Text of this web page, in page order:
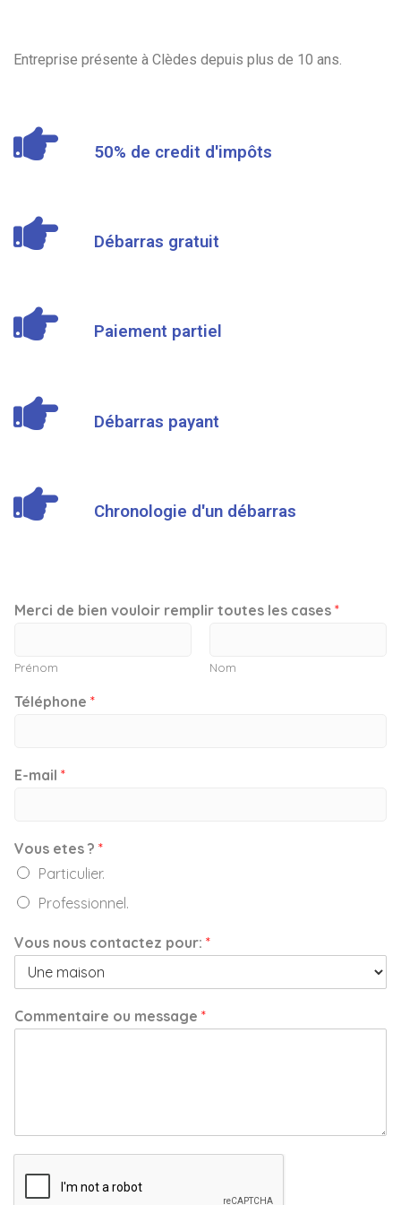
Entreprise présente à Clèdes depuis plus de 10 ans.
50% de credit d'impôts
Débarras gratuit
Paiement partiel
Débarras payant
Chronologie d'un débarras
Merci de bien vouloir remplir toutes les cases *
Prénom Nom
Téléphone *
E-mail *
Vous etes ? *
Particulier.
Professionnel.
Vous nous contactez pour: *
Commentaire ou message *